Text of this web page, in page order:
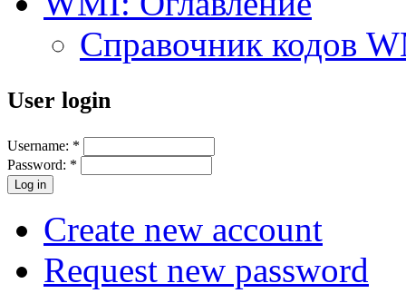
Справочник кодов
User login
Username: *
Password: *
Create new account
Request new password